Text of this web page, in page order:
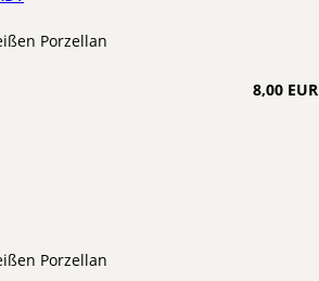
Porzellan
8,00 EUR
Porzellan